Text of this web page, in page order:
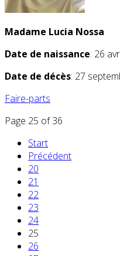
Madame Lucia Nossa
Date de naissance: 26
Date de décès: 27
Faire-parts
Page 25 of 36
Start
Précédent
20
21
22
23
24
25
26